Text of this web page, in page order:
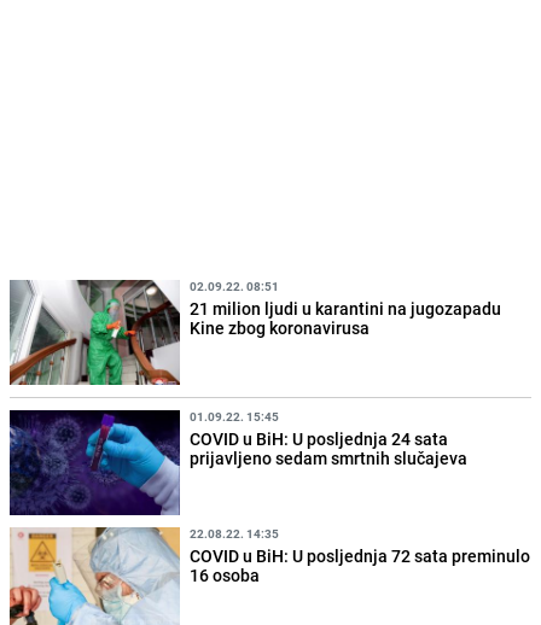
02.09.22. 08:51
21 milion ljudi u karantini na jugozapadu
Kine zbog koronavirusa
01.09.22. 15:45
COVID u BiH: U posljednja 24 sata
prijavljeno sedam smrtnih slučajeva
22.08.22. 14:35
COVID u BiH: U posljednja 72 sata preminulo
16 osoba